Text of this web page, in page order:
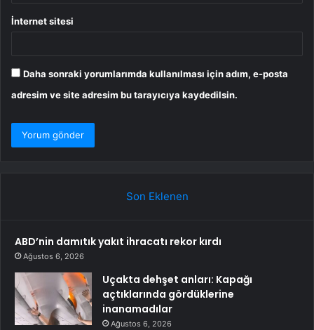
İnternet sitesi
Daha sonraki yorumlarımda kullanılması için adım, e-posta
adresim ve site adresim bu tarayıcıya kaydedilsin.
Son Eklenen
ABD’nin damıtık yakıt ihracatı rekor kırdı
Ağustos 6, 2026
Uçakta dehşet anları: Kapağı
açtıklarında gördüklerine
inanamadılar
Ağustos 6, 2026